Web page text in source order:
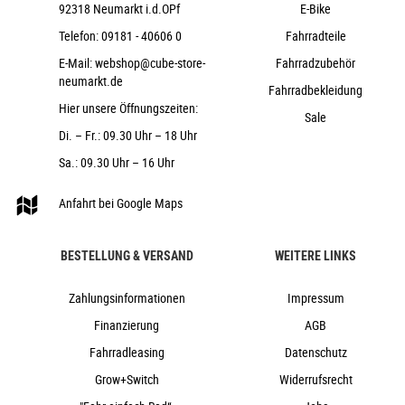
CUBE Performance Post, 30.9mm
ACID Venec Lite
17,6 kg
coal ´n´ prism
Cube
2026
City & Urban, e-Bike, Urbanbike
2026
Scheibenbremse hydraulisch
nein
Aluminium
Kettenschaltung
92318 Neumarkt i.d.OPf
Telefon:09181 - 40606 0
E-Mail:webshop@cube-store-
neumarkt.de
Hier unsere Öffnungszeiten:
Di. – Fr.: 09.30 Uhr – 18 Uhr
Sa.: 09.30 Uhr – 16 Uhr
Anfahrt bei Google Maps
E-Bike
Fahrradteile
Fahrradzubehör
Fahrradbekleidung
Sale
BESTELLUNG & VERSAND
Zahlungsinformationen
Finanzierung
Fahrradleasing
Grow+Switch
WEITERE LINKS
Impressum
AGB
Datenschutz
Widerrufsrecht